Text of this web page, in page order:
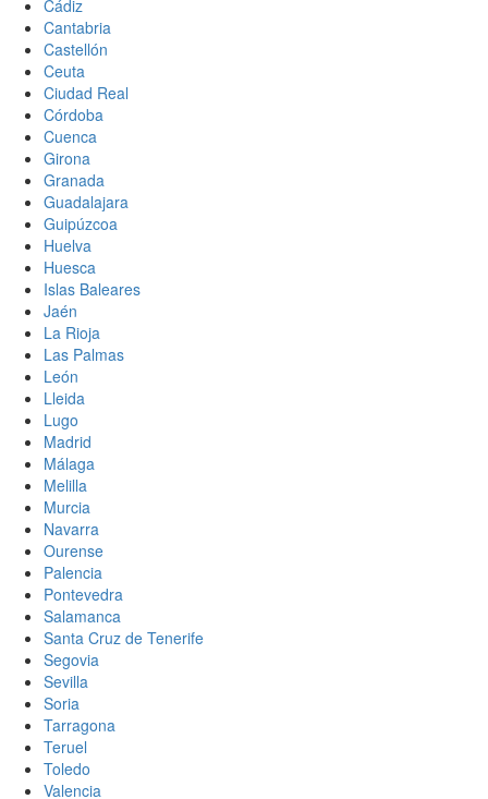
Cádiz
Cantabria
Castellón
Ceuta
Ciudad Real
Córdoba
Cuenca
Girona
Granada
Guadalajara
Guipúzcoa
Huelva
Huesca
Islas Baleares
Jaén
La Rioja
Las Palmas
León
Lleida
Lugo
Madrid
Málaga
Melilla
Murcia
Navarra
Ourense
Palencia
Pontevedra
Salamanca
Santa Cruz de Tenerife
Segovia
Sevilla
Soria
Tarragona
Teruel
Toledo
Valencia